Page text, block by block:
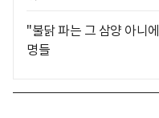
"불닭 파는 그 삼양 아니
명들